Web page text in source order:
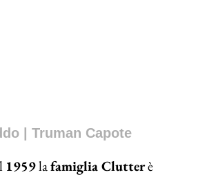
| Truman Capote
1959lafamiglia Clutterè